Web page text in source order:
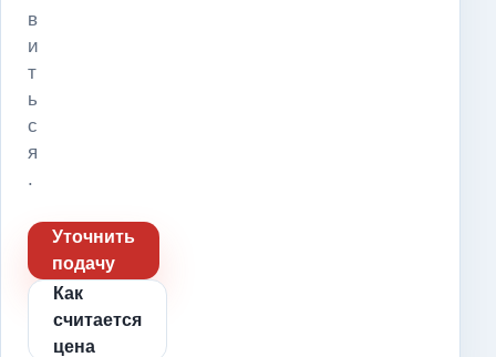
в
и
т
ь
с
я
.
Уточнить
подачу
Как
считается
цена